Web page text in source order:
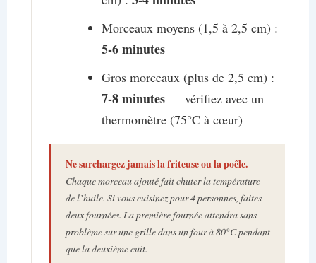
Morceaux moyens (1,5 à 2,5 cm) :
5-6 minutes
Gros morceaux (plus de 2,5 cm) :
7-8 minutes— vérifiez avec un
thermomètre (75°C à cœur)
Ne surchargez jamais la friteuse ou la poêle.
Chaque morceau ajouté fait chuter la température
de l’huile. Si vous cuisinez pour 4 personnes, faites
deux fournées. La première fournée attendra sans
problème sur une grille dans un four à 80°C pendant
que la deuxième cuit.